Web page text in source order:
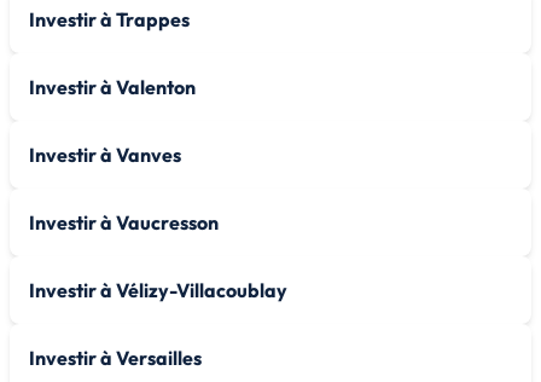
Investir à Trappes
Investir à Valenton
Investir à Vanves
Investir à Vaucresson
Investir à Vélizy-Villacoublay
Investir à Versailles